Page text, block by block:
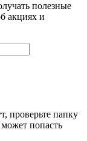
полезные
акциях и
проверьте папку
попасть